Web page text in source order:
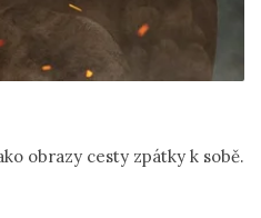
obrazy cesty zpátky k sobě.